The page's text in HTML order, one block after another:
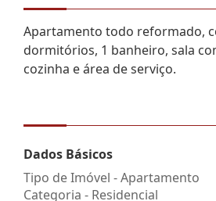
Apartamento todo reformado,
dormitórios, 1 banheiro, sala
cozinha e área de serviço.
Dados Básicos
Tipo de Imóvel - Apartamento
Categoria - Residencial